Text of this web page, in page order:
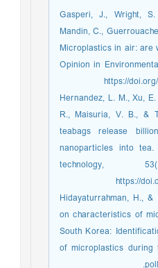
Gasperi, J., Wright,
Mandin, C.,
Microplastics in air:
Opinion in
https://
Hernandez, L. M., Xu,
R., Maisuria, V. B., &
teabags release
nanoparticles into
technology,
https://
Hidayaturrahman, H.,
on characteristics of
South Korea:
of microplastics